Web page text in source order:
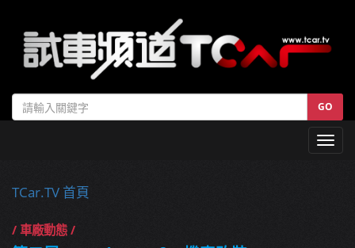
GO
TCar.TV 首頁
/ 車廠動態 /